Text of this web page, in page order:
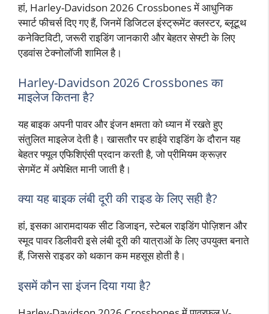
हां, Harley-Davidson 2026 Crossbones में आधुनिक
स्मार्ट फीचर्स दिए गए हैं, जिनमें डिजिटल इंस्ट्रूमेंट क्लस्टर, ब्लूटूथ
कनेक्टिविटी, जरूरी राइडिंग जानकारी और बेहतर सेफ्टी के लिए
एडवांस टेक्नोलॉजी शामिल है।
Harley-Davidson 2026 Crossbones का
माइलेज कितना है?
यह बाइक अपनी पावर और इंजन क्षमता को ध्यान में रखते हुए
संतुलित माइलेज देती है। खासतौर पर हाईवे राइडिंग के दौरान यह
बेहतर फ्यूल एफिशिएंसी प्रदान करती है, जो प्रीमियम क्रूज़र
सेगमेंट में अपेक्षित मानी जाती है।
क्या यह बाइक लंबी दूरी की राइड के लिए सही है?
हां, इसका आरामदायक सीट डिजाइन, स्टेबल राइडिंग पोज़िशन और
स्मूद पावर डिलीवरी इसे लंबी दूरी की यात्राओं के लिए उपयुक्त बनाते
हैं, जिससे राइडर को थकान कम महसूस होती है।
इसमें कौन सा इंजन दिया गया है?